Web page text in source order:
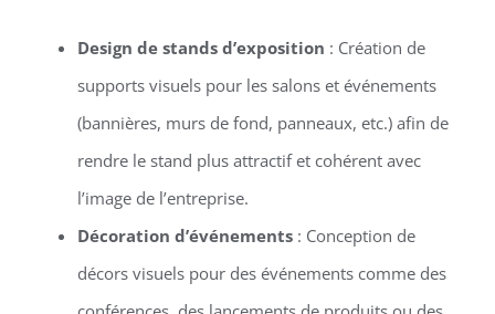
Design de stands d’exposition : Création de
supports visuels pour les salons et événements
(bannières, murs de fond, panneaux, etc.) afin de
rendre le stand plus attractif et cohérent avec
l’image de l’entreprise.
Décoration d’événements: Conception de
décors visuels pour des événements comme des